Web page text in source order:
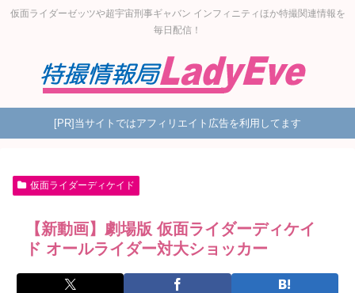
仮面ライダーゼッツや超宇宙刑事ギャバン インフィニティほか特撮関連情報を
毎日配信！
[PR]当サイトではアフィリエイト広告を利用してます
仮面ライダーディケイド
【新動画】劇場版 仮面ライダーディケイ
ド オールライダー対大ショッカー